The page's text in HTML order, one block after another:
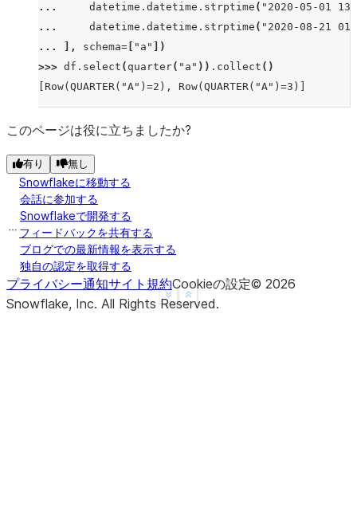
...
datetime . datetime . strptime ( "2020-05-01
...
datetime . datetime . strptime ( "2020-08-21
...
], schema= "a"
])
>>> df . select ( quarter( "a" )) . collect ()
[Row(QUARTER("A")=2), Row(QUARTER("A")=3)]
Show less
See more
このページは役に立ちましたか?
有り 無し
Snowflakeに移動する
会話に参加する
Snowflakeで開発する
フィードバックを共有する
ブログでの最新情報を表示する
独自の認定を取得する
プライバシー通知サイト規約Cookieの設定© 2026
Snowflake, Inc. All Rights Reserved.